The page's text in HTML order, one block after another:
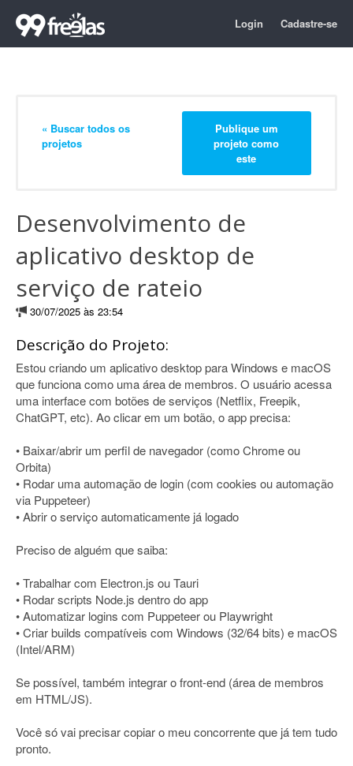
Login Cadastre-se
« Buscar todos os
projetos
Publique um
projeto como
este
Desenvolvimento de
aplicativo desktop de
serviço de rateio
30/07/2025 às 23:54
Descrição do Projeto:
Estou criando um aplicativo desktop para Windows e macOS
que funciona como uma área de membros. O usuário acessa
uma interface com botões de serviços (Netflix, Freepik,
ChatGPT, etc). Ao clicar em um botão, o app precisa:
• Baixar/abrir um perfil de navegador (como Chrome ou
Orbita)
• Rodar uma automação de login (com cookies ou automação
via Puppeteer)
• Abrir o serviço automaticamente já logado
Preciso de alguém que saiba:
• Trabalhar com Electron.js ou Tauri
• Rodar scripts Node.js dentro do app
• Automatizar logins com Puppeteer ou Playwright
• Criar builds compatíveis com Windows (32/64 bits) e macOS
(Intel/ARM)
Se possível, também integrar o front-end (área de membros
em HTML/JS).
Você só vai precisar copiar o meu concorrente que já tem tudo
pronto.